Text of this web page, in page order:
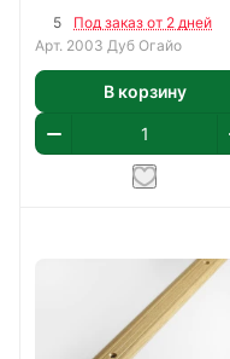
5
Под заказ от 2 дней
Арт. 2003 Дуб Огайо
В корзину